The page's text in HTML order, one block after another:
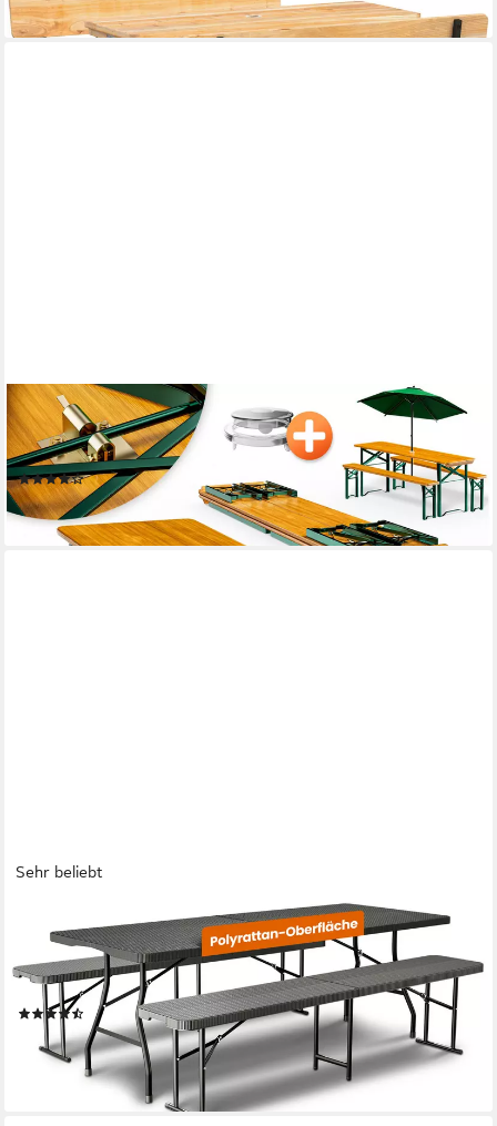
lieferbar - in 5-6 Werktagen bei dir
CASARIA
Bierzeltgarnitur, (3-tlg), 170cm Klappbar Stabil 3 Teilig 2x
Bierbank 1x Breiter Tisch Holz
(35)
109,95 €
lieferbar - in 4-5 Werktagen bei dir
Sehr beliebt
Bierzeltgarnitur Klappbar, Polyrattan Bierbank, Biertisch Set,
Bierbankgarnitur, (3er Set, 1 Tisch, 2 Bänke), Klappbar &
Wasserabweisend
(24)
139,90 € UVP199,99 €
-30%
lieferbar - in 5-6 Werktagen bei dir